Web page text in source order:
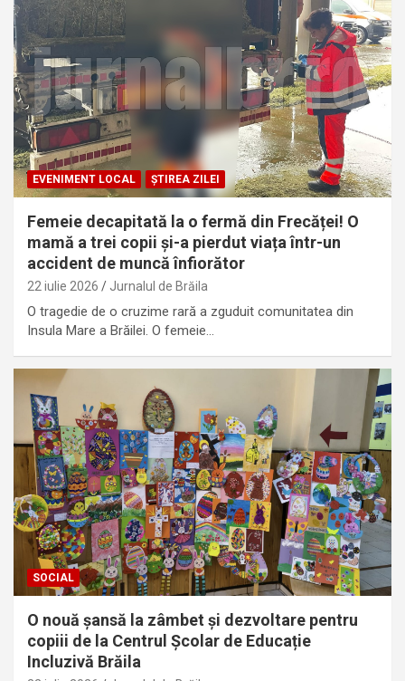
EVENIMENT LOCAL ȘTIREA ZILEI
Femeie decapitată la o fermă din Frecăței! O
mamă a trei copii și-a pierdut viața într-un
accident de muncă înfiorător
22 iulie 2026 Jurnalul de Brăila
O tragedie de o cruzime rară a zguduit comunitatea din
Insula Mare a Brăilei. O femeie…
SOCIAL
O nouă șansă la zâmbet și dezvoltare pentru
copiii de la Centrul Școlar de Educație
Incluzivă Brăila